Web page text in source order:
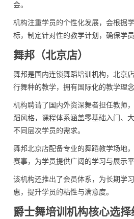
会。
机构注重学员的个性化发展，会根据
标，制定针对性的教学计划，确保学
舞邦（北京店）
舞邦是国内连锁舞蹈培训机构，北京
行舞种的教学，拥有国际化的教学理念
机构聘请了国内外资深舞者担任教师
蹈风格，课程体系涵盖零基础入门、
不同层次学员的需求。
舞邦北京店配备专业的舞蹈教学场地
赛事，为学员提供广阔的学习与展示平
该机构还推出了会员体系，为长期学
惠，提升学员的粘性与满意度。
爵士舞培训机构核心选